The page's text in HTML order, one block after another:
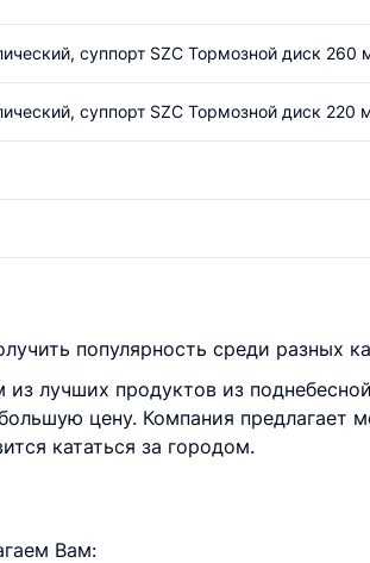
суппорт SZC Тормозной диск 260
суппорт SZC Тормозной диск 220
популярность среди разных
лучших продуктов из
цену. Компания
кататься за городом.
Вам: